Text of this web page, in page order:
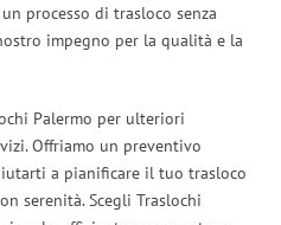
processo di trasloco senza
impegno per la qualità e la
Palermo per ulteriori
Offriamo un preventivo
a pianificare il tuo trasloco
serenità. Scegli Traslochi